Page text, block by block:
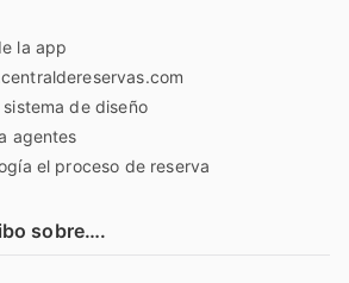
la app
de diseño
agentes
el proceso de reserva
sobre….